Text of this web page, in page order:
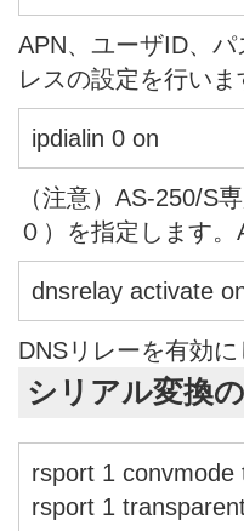
APN、ユーザID、
レスの設定を行いま
ipdialin 0 on
（注意）AS-250/S
０）を指定します
dnsrelay activate
DNSリレーを有効に
シリアル変換
rsport 1 convmode
rsport 1